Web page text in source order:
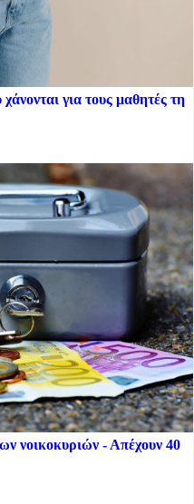
για τους μαθητές τη
νοικοκυριών - Απέχουν 40